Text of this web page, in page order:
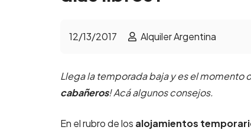
12/13/2017 Alquiler Argentina
Llega la temporada baja y es el momento
cabañeros! Acá algunos consejos.
En el rubro de los alojamientos